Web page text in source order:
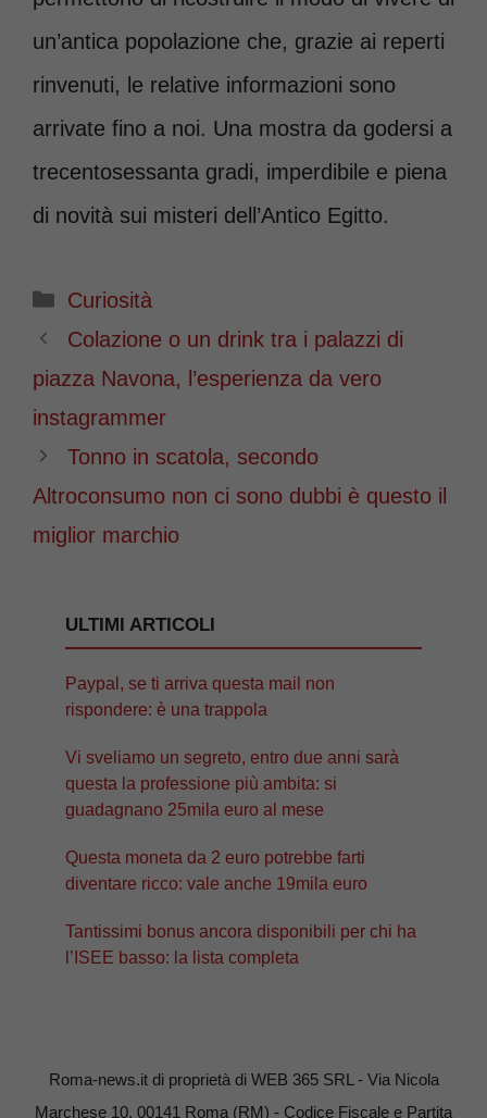
un’antica popolazione che, grazie ai reperti
rinvenuti, le relative informazioni sono
arrivate fino a noi. Una mostra da godersi a
trecentosessanta gradi, imperdibile e piena
di novità sui misteri dell’Antico Egitto.
Categorie
Curiosità
Colazione o un drink tra i palazzi di
piazza Navona, l’esperienza da vero
instagrammer
Tonno in scatola, secondo
Altroconsumo non ci sono dubbi è questo il
miglior marchio
ULTIMI ARTICOLI
Paypal, se ti arriva questa mail non
rispondere: è una trappola
Vi sveliamo un segreto, entro due anni sarà
questa la professione più ambita: si
guadagnano 25mila euro al mese
Questa moneta da 2 euro potrebbe farti
diventare ricco: vale anche 19mila euro
Tantissimi bonus ancora disponibili per chi ha
l’ISEE basso: la lista completa
Roma-news.it di proprietà di WEB 365 SRL - Via Nicola
Marchese 10, 00141 Roma (RM) - Codice Fiscale e Partita